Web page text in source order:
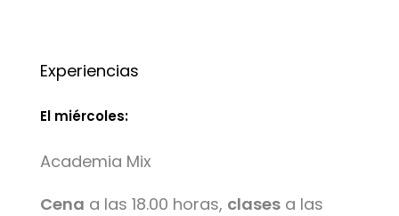
Experiencias
El miércoles:
Academia Mix
Cena a las 18.00 horas, clasesa las